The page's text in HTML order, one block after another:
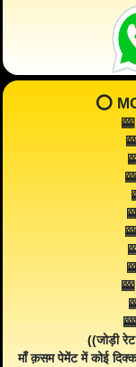
⭕️
((जोड़ी
माँ क़सम पेमेंट में कोई